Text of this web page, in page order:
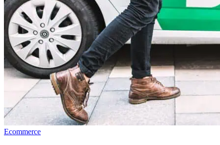
Ecommerce